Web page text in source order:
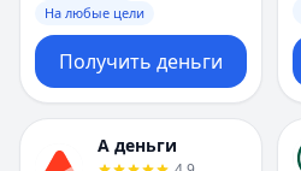
На любые цели
Получить деньги
А деньги